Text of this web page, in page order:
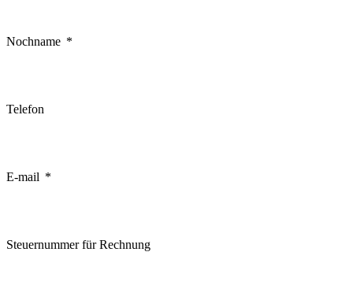
Nochname
Telefon
E-mail
Steuernummer für Rechnung